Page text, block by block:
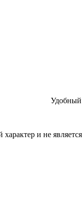
Удобный
и не